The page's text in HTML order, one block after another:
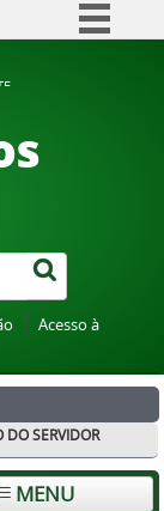
Acesso à
DO SERVIDOR
MENU